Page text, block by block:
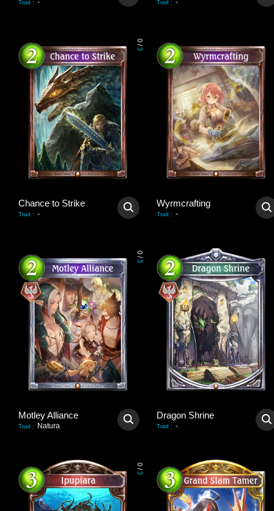
Trait : - Trait : -
0
/
3
Chance to Strike
Trait : -
Wyrmcrafting
Trait : -
0
/
3
Motley Alliance
Trait : Natura
Dragon Shrine
Trait : -
0
/
3